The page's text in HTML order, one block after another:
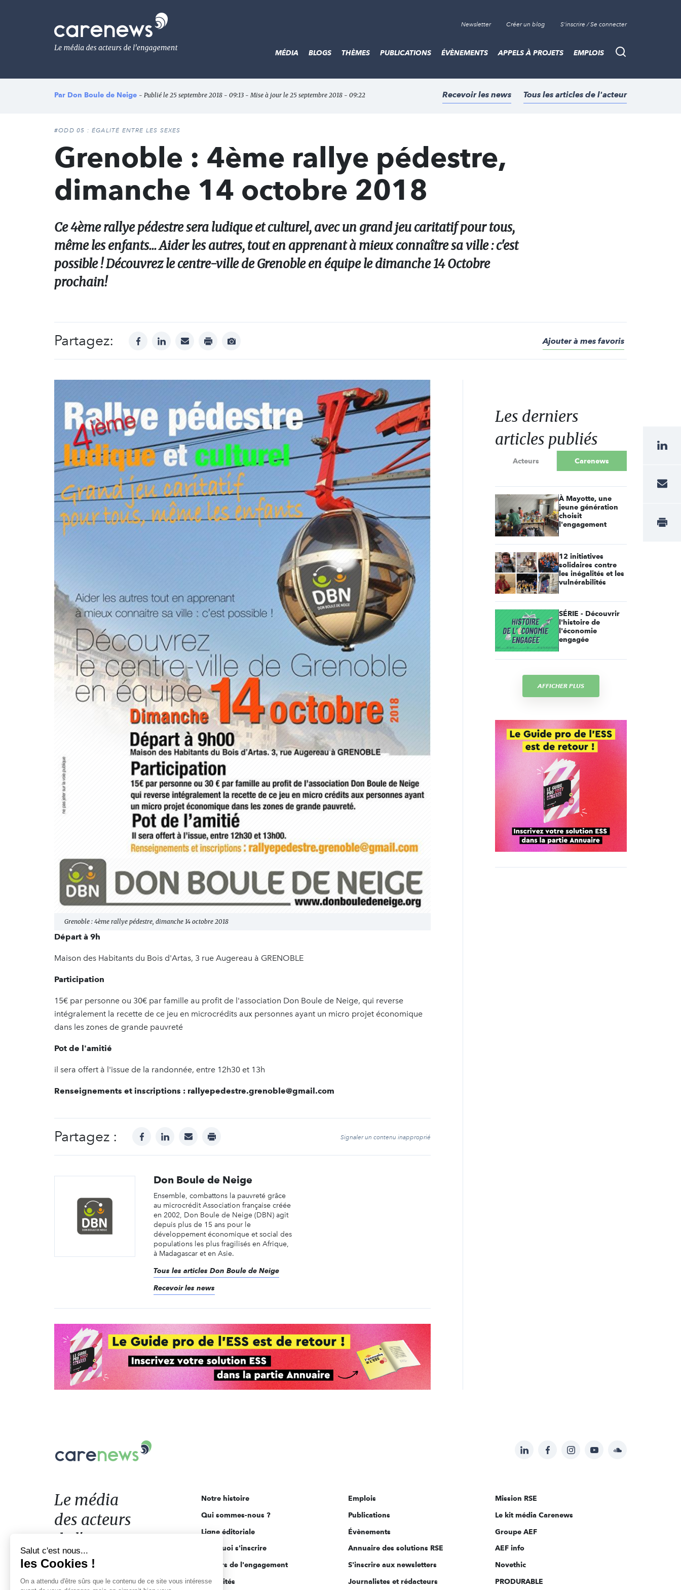
Le
média
de
l'engagement
Newsletter Créer un blog S'inscrire / Se connecter
Recherche
MÉDIA BLOGS THÈMES PUBLICATIONS ÉVÈNEMENTS APPELS À PROJETS EMPLOIS
Par Don Boule de Neige - Publié le 25 septembre 2018 - 09:13 - Mise à jour le 25 septembre 2018 - 09:22 Recevoir les news Tous les articles de l'acteur
#ODD 05 : ÉGALITÉ ENTRE LES SEXES
Grenoble : 4ème rallye pédestre,
dimanche 14 octobre 2018
Ce 4ème rallye pédestre sera ludique et culturel, avec un grand jeu caritatif pour tous,
même les enfants... Aider les autres, tout en apprenant à mieux connaître sa ville : c'est
possible ! Découvrez le centre-ville de Grenoble en équipe le dimanche 14 Octobre
prochain!
Partagez: facebooklinkedinmail print
Afficher
Ajouter à mes favoris
Grenoble : 4ème rallye pédestre, dimanche 14 octobre 2018
Départ à 9h
Maison des Habitants du Bois d'Artas, 3 rue Augereau à GRENOBLE
Participation
15€ par personne ou 30€ par famille au profit de l'association Don Boule de Neige, qui reverse
intégralement la recette de ce jeu en microcrédits aux personnes ayant un micro projet économique
dans les zones de grande pauvreté
Pot de l'amitié
il sera offert à l'issue de la randonnée, entre 12h30 et 13h
Renseignements et inscriptions : rallyepedestre.grenoble@gmail.com
Partagez : facebooklinkedinmail print Signaler un contenu inapproprié
Don Boule de Neige
Ensemble, combattons la pauvreté grâce
au microcrédit Association française créée
en 2002, Don Boule de Neige (DBN) agit
depuis plus de 15 ans pour le
développement économique et social des
populations les plus fragilisés en Afrique,
à Madagascar et en Asie.
Tous les articles Don Boule de Neige
Recevoir les news
Les derniers
articles publiés
Acteurs Carenews
À Mayotte, une
jeune génération
choisit
l'engagement
12 initiatives
solidaires contre
les inégalités et les
vulnérabilités
SÉRIE - Découvrir
l'histoire de
l'économie
engagée
AFFICHER PLUS
Suivez-
sur:
LinkedInFacebookInstagramYouTubeSoundcloud
Le
acteurs
de
l'engagement
Le média
des acteurs
de l'engagement
Notre histoire
Qui sommes-nous ?
Ligne éditoriale
Pourquoi s'inscrire
Acteurs de l'engagement
Actualités
Emplois
Publications
Évènements
Annuaire des solutions RSE
S'inscrire aux newsletters
Journalistes et rédacteurs
Mission RSE
Le kit média Carenews
Groupe AEF
AEF info
Novethic
PRODURABLE
les Cookies !
de ce site vous intéresse avant de